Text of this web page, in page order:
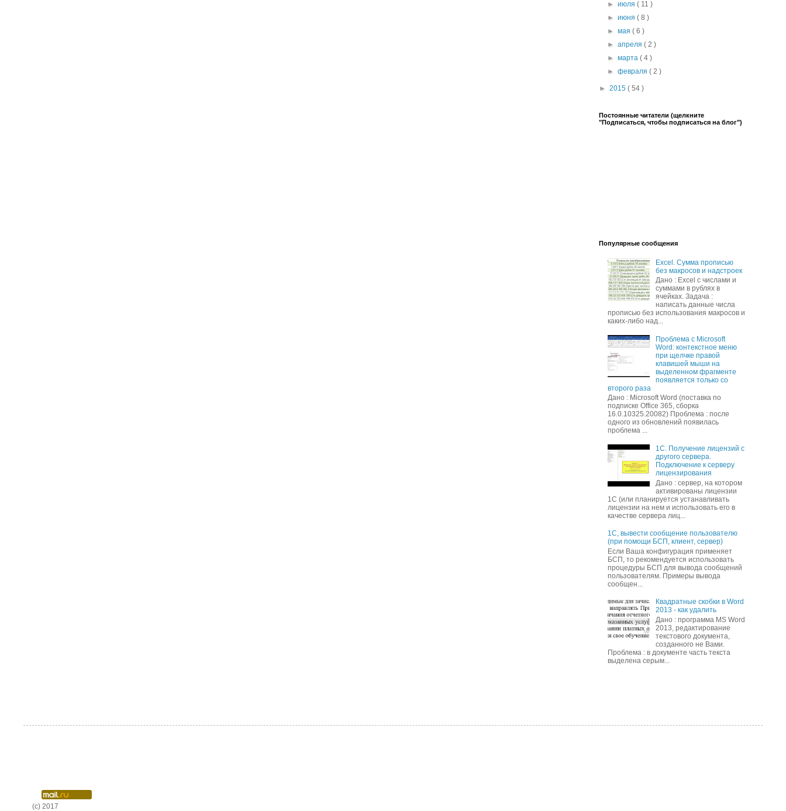
►июля( 11 )
►июня( 8 )
►мая( 6 )
►апреля( 2 )
►марта( 4 )
►февраля( 2 )
► 2015 ( 54 )
Постоянные читатели (щелкните
"Подписаться, чтобы подписаться на блог")
Популярные сообщения
Excel. Сумма прописью
без макросов и надстроек
Дано : Excel c числами и
суммами в рублях в
ячейках. Задача :
написать данные числа
прописью без использования макросов и
каких-либо над...
Проблема с Microsoft
Word: контекстное меню
при щелчке правой
клавишей мыши на
выделенном фрагменте
появляется только со
второго раза
Дано : Microsoft Word (поставка по
подписке Office 365, сборка
16.0.10325.20082) Проблема : после
одного из обновлений появилась
проблема ...
1С. Получение лицензий с
другого сервера.
Подключение к серверу
лицензирования
Дано : сервер, на котором
активированы лицензии
1С (или планируется устанавливать
лицензии на нем и использовать его в
качестве сервера лиц...
1С, вывести сообщение пользователю
(при помощи БСП, клиент, сервер)
Если Ваша конфигурация применяет
БСП, то рекомендуется использовать
процедуры БСП для вывода сообщений
пользователям. Примеры вывода
сообщен...
Квадратные скобки в Word
2013 - как удалить
Дано : программа MS Word
2013, редактирование
текстового документа,
созданного не Вами.
Проблема : в документе часть текста
выделена серым...
(c) 2017